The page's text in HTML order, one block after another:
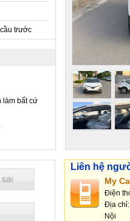
trước
làm bất cứ
Liên hệ
My
Điện
Địa
Nội